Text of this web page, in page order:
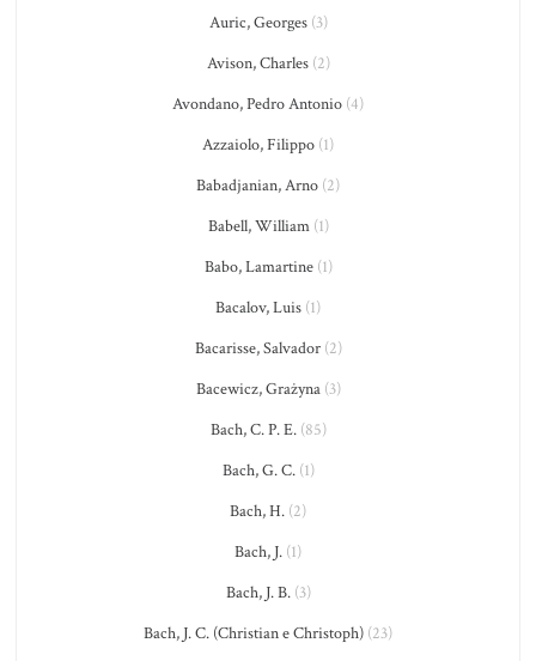
Auric, Georges(3)
Avison, Charles(2)
Avondano, Pedro Antonio (4)
Azzaiolo, Filippo (1)
Babadjanian, Arno (2)
Babell, William(1)
Babo, Lamartine(1)
Bacalov, Luis (1)
Bacarisse, Salvador(2)
Bacewicz, Grażyna(3)
Bach, C. P. E.(85)
Bach, G. C.(1)
Bach, H. (2)
Bach, J. (1)
Bach, J. B.(3)
Bach, J. C. (Christian e Christoph) (23)